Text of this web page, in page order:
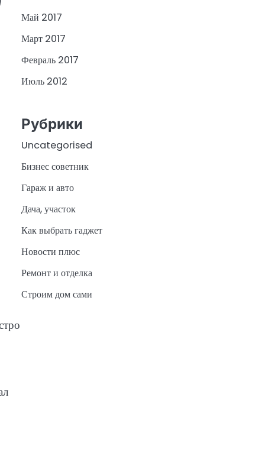
Май 2017
Март 2017
Февраль 2017
Июль 2012
Рубрики
Uncategorised
Бизнес советник
Гараж и авто
Дача, участок
Как выбрать гаджет
Новости плюс
Ремонт и отделка
Строим дом сами